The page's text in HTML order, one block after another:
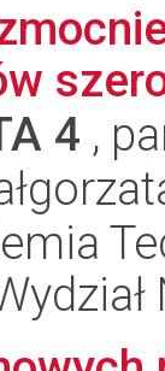
4 ,